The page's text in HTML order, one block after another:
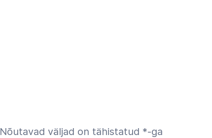
Nõutavad väljad on tähistatud *-ga